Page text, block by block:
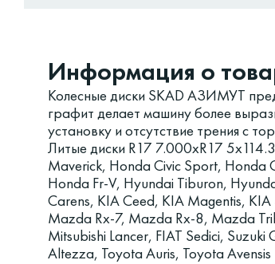
Информация о
Колесные диски SKAD АЗИМУТ
графит делает машину более
установку и отсутствие трения с
Литые диски R17 7.000xR17
Maverick, Honda Civic Sport, Honda
Honda Fr-V, Hyundai Tiburon,
Carens, KIA Ceed, KIA Magentis,
Mazda Rx-7, Mazda Rx-8, Mazda
Mitsubishi Lancer, FIAT Sedici,
Altezza, Toyota Auris, Toyota